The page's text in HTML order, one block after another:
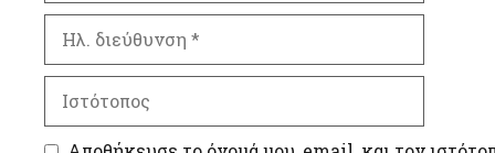
διεύθυνση
Ιστότοπος